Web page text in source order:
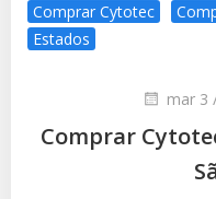
Comprar Cytotec
Estados
mar 3
Comprar